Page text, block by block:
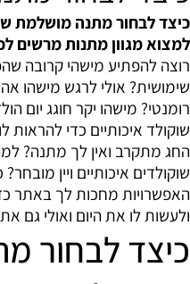
כיצד לבחור מתנה מושלמת
למצוא מגוון מתנות מרשים
רוצה להפתיע מישהי קרובה
שימושית? אולי לרגש מישהו
רומנטי? מישהו יקר חוגג יום
שוקולד איכותיים כדי להראות
החג מתקרב ואין לך מתנה?
שוקולדים איכותיים ויין
האפשרויות מחכות לך באתר
ולעשות לו את היום ואולי גם
כיצד לבחור